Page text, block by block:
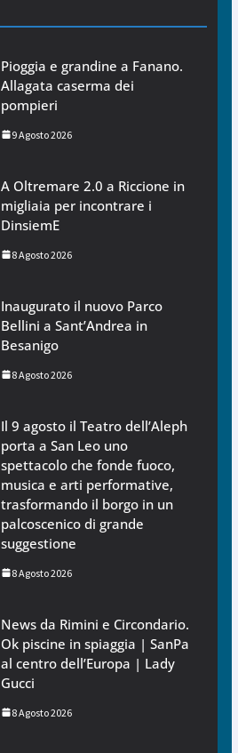
Pioggia e grandine a Fanano.
Allagata caserma dei
pompieri
9 Agosto 2026
A Oltremare 2.0 a Riccione in
migliaia per incontrare i
DinsiemE
8 Agosto 2026
Inaugurato il nuovo Parco
Bellini a Sant’Andrea in
Besanigo
8 Agosto 2026
Il 9 agosto il Teatro dell’Aleph
porta a San Leo uno
spettacolo che fonde fuoco,
musica e arti performative,
trasformando il borgo in un
palcoscenico di grande
suggestione
8 Agosto 2026
News da Rimini e Circondario.
Ok piscine in spiaggia | SanPa
al centro dell’Europa | Lady
Gucci
8 Agosto 2026